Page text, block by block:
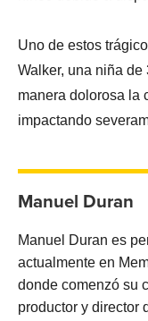
Uno de estos
Walker, una niña
manera dolorosa la
impactando
Manuel Duran
Manuel Duran es
actualmente en
donde comenzó su
productor y director